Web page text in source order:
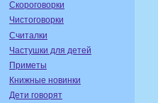
Скороговорки
Чистоговорки
Считалки
Частушки для детей
Приметы
Книжные новинки
Дети говорят